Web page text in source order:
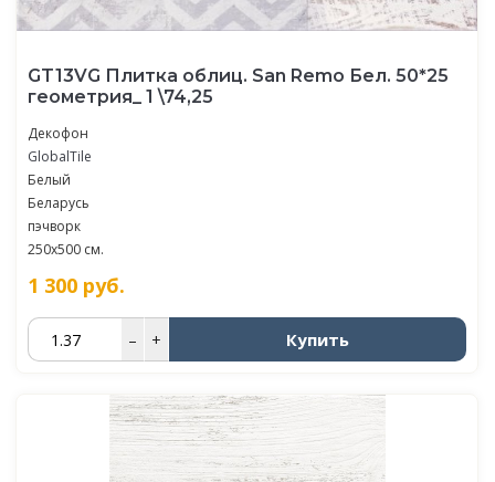
GT13VG Плитка облиц. San Remo Бел. 50*25
геометрия_ 1 \74,25
Декофон
GlobalTile
Белый
Беларусь
пэчворк
250x500 см.
1 300 руб.
– + Купить